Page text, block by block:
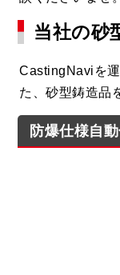
当社の砂
CastingNaviを
た、砂型鋳造品
防爆仕様自